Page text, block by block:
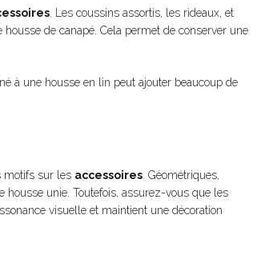
. Les coussins assortis, les rideaux, et
de canapé. Cela permet de conserver une
à une housse en lin peut ajouter beaucoup de
motifs sur les accessoires . Géométriques,
unie. Toutefois, assurez-vous que les
visuelle et maintient une décoration